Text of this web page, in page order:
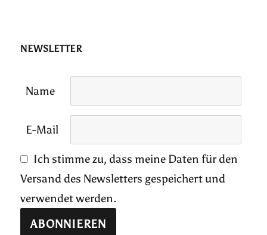
NEWSLETTER
Name
E-Mail
Ich stimme zu, dass meine Daten für den
Versand des Newsletters gespeichert und
verwendet werden.